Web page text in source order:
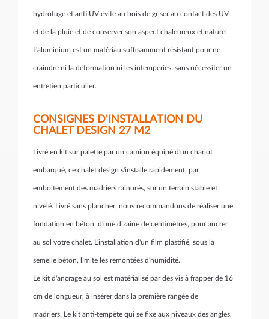
hydrofuge et anti UV évite au bois de griser au contact des UV
et de la pluie et de conserver son aspect chaleureux et naturel.
L'aluminium est un matériau suffisamment résistant pour ne
craindre ni la déformation ni les intempéries, sans nécessiter un
entretien particulier.
CONSIGNES D'INSTALLATION DU
CHALET DESIGN 27 M2
Livré en kit sur palette par un camion équipé d'un chariot
embarqué, ce chalet design s'installe rapidement, par
emboitement des madriers rainurés, sur un terrain stable et
nivelé. Livré sans plancher, nous recommandons de réaliser une
fondation en béton, d'une dizaine de centimètres, pour ancrer
au sol votre chalet. L'installation d'un film plastifié, sous la
semelle béton, limite les remontées d'humidité.
Le kit d'ancrage au sol est matérialisé par des vis à frapper de 16
cm de longueur, à insérer dans la première rangée de
madriers. Le kit anti-tempête qui se fixe aux niveaux des angles,